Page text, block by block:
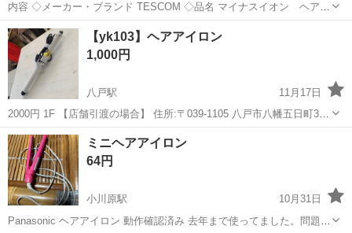
内容 ◇メーカー・ブランド TESCOM ◇品名 マイナスイオン ヘアド
ライヤー ◇型番 DXT300-VI ◇詳細 動作確認済み。 現金でのお支払い
も可能です。 配送も可能ですので、お気軽にご相談ください。 ...
青森 弘前市 美容家電 バイオレット
【yk103】ヘアアイロン
1,000円
八戸駅
11月17日
2000円 1F 【店舗引渡の場合】 住所:〒039-1105 八戸市八幡五日町31-
1 営業時間:9時〜17時 定休日:水曜日・その他不定休もあり ※商品はす
べて店頭販売もしております。 お取引メッセージ中のやり取...
青森 八戸市 八戸駅 美容家電
ミニヘアアイロン
64円
小川原駅
10月31日
Panasonic ヘアアイロン 動作確認済み 去年まで使ってました。問題な